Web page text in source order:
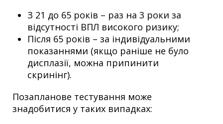
З 21 до 65 років – раз на 3 роки за
відсутності ВПЛ високого ризику;
Після 65 років – за індивідуальними
показаннями (якщо раніше не було
дисплазії, можна припинити
скринінг).
Позапланове тестування може
знадобитися у таких випадках: